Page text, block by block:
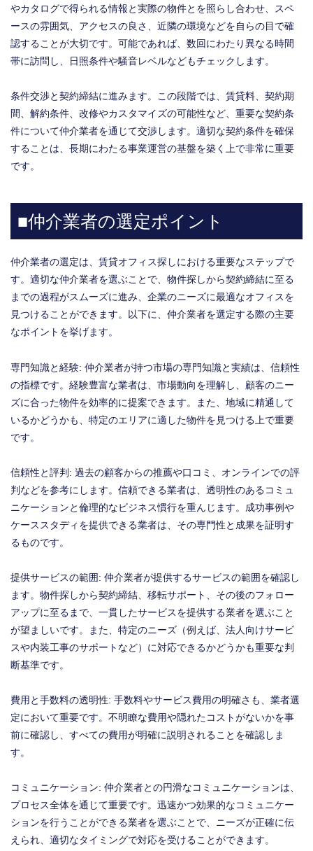
やカタログで得られる情報と実際の物件とを照らし合わせ、スペ
ースの雰囲気、アクセスの良さ、近隣の環境などを自らの目で確
認することが大切です。可能であれば、数回にわたり異なる時間
帯に訪問し、日照条件や騒音レベルなどもチェックします。
条件交渉と契約締結に進みます。この段階では、賃貸料、契約期
間、解約条件、改修やカスタマイズの可能性など、重要な契約条
件について仲介業者を通じて交渉します。適切な契約条件を確保
することは、長期にわたる事業運営の基盤を築く上で非常に重要
です。
■仲介業者の選定ポイント
仲介業者の選定は、賃貸オフィス探しにおける重要なステップで
す。適切な仲介業者を選ぶことで、物件探しから契約締結に至る
までの過程がスムーズに進み、企業のニーズに最適なオフィスを
見つけることができます。以下に、仲介業者を選定する際の主要
なポイントを挙げます。
専門知識と経験: 仲介業者が持つ市場の専門知識と実績は、信頼性
の指標です。経験豊富な業者は、市場動向を理解し、顧客のニー
ズに合った物件を効率的に提案できます。また、地域に精通して
いるかどうかも、特定のエリアに適した物件を見つける上で重要
です。
信頼性と評判: 過去の顧客からの推薦や口コミ、オンラインでの評
判などを参考にします。信頼できる業者は、透明性のあるコミュ
ニケーションと倫理的なビジネス慣行を重んじます。成功事例や
ケーススタディを提供できる業者は、その専門性と成果を証明す
るものです。
提供サービスの範囲: 仲介業者が提供するサービスの範囲を確認し
ます。物件探しから契約締結、移転サポート、その後のフォロー
アップに至るまで、一貫したサービスを提供する業者を選ぶこと
が望ましいです。また、特定のニーズ（例えば、法人向けサービ
スや内装工事のサポートなど）に対応できるかどうかも重要な判
断基準です。
費用と手数料の透明性: 手数料やサービス費用の明確さも、業者選
定において重要です。不明瞭な費用や隠れたコストがないかを事
前に確認し、すべての費用が明確に説明されることを確認しま
す。
コミュニケーション: 仲介業者との円滑なコミュニケーションは、
プロセス全体を通じて重要です。迅速かつ効果的なコミュニケー
ションを行うことができる業者を選ぶことで、ニーズが正確に伝
えられ、適切なタイミングで対応を受けることができます。